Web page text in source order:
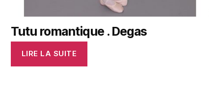
Tutu romantique . Degas
LIRE LA SUITE